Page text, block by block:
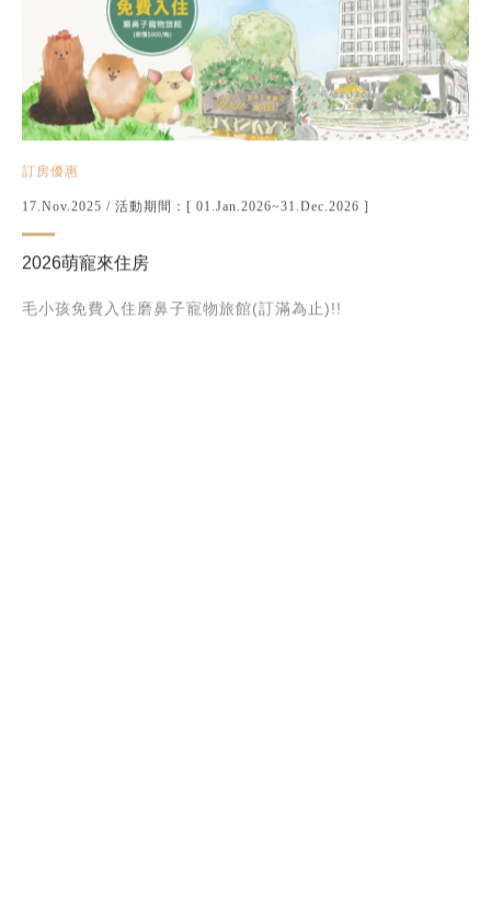
訂房優惠
17.Nov.2025 / 活動期間：[ 01.Jan.2026~31.Dec.2026 ]
2026萌寵來住房
毛小孩免費入住磨鼻子寵物旅館(訂滿為止)!!